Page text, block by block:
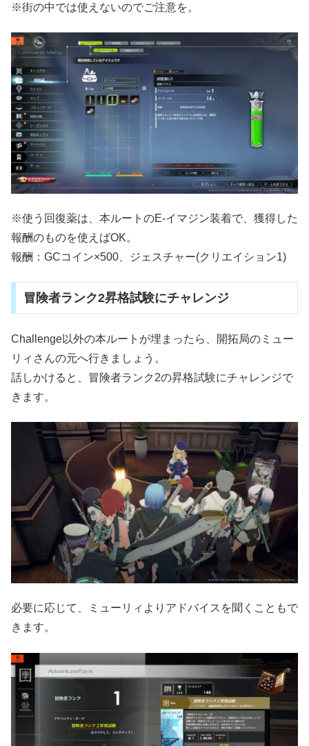
※街の中では使えないのでご注意を。
※使う回復薬は、本ルートのE-イマジン装着で、獲得した
報酬のものを使えばOK。
報酬：GCコイン×500、ジェスチャー(クリエイション1)
冒険者ランク2昇格試験にチャレンジ
Challenge以外の本ルートが埋まったら、開拓局のミュー
リィさんの元へ行きましょう。
話しかけると、冒険者ランク2の昇格試験にチャレンジで
きます。
必要に応じて、ミューリィよりアドバイスを聞くこともで
きます。